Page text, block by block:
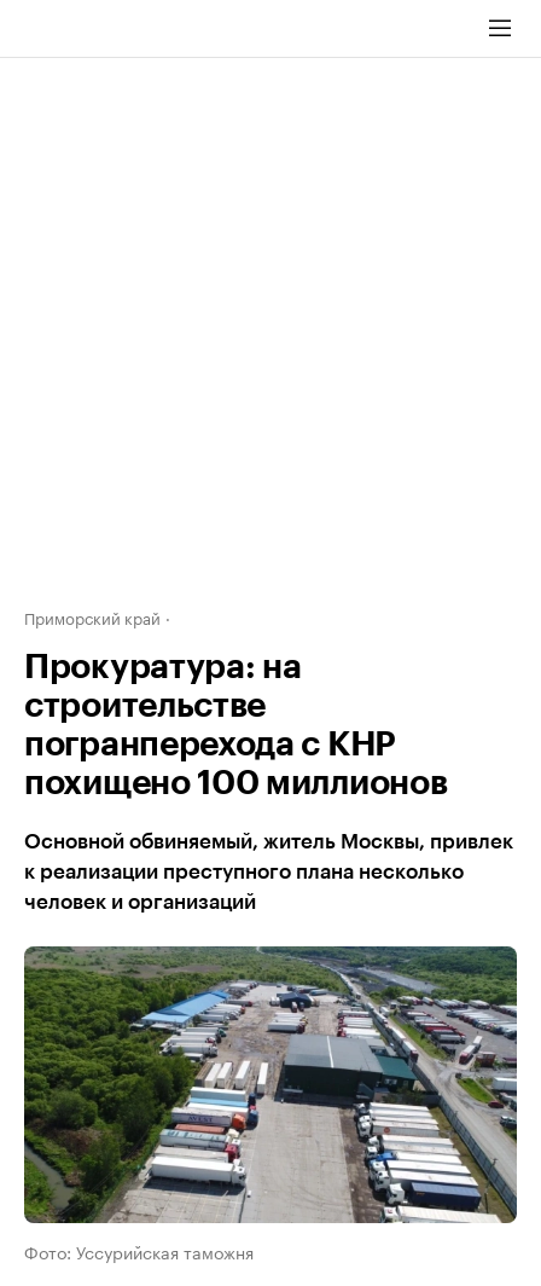
Приморский край
Прокуратура: на
строительстве
погранперехода с КНР
похищено 100 миллионов
Основной обвиняемый, житель Москвы, привлек
к реализации преступного плана несколько
человек и организаций
Фото: Уссурийская таможня